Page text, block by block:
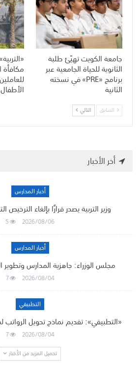
جامعة الكويت تهيّئ طلبة
الثانوية للحياة الجامعية عبر
برنامج «PRE» في نسخته
الثانية
مكافأة
الأطفال
السابق التالي
أخر الأخبار
أخبار المدارس
وزير التربية يصدر قرارًا بإلغاء
2026/08/06
5
أخبار المدارس
مجلس الوزراء: جاهزية المدارس وتطوير
2026/08/04
7
التطبيقي
«التطبيقي»: تقديم نماذج تحويل
2026/08/04
7
تحميل المزيد من الأخبار